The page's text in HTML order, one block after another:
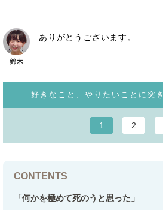
ありがとうございます。
好きなこと、やりたいことに突
1 2
CONTENTS
「何かを極めて死のうと思った」